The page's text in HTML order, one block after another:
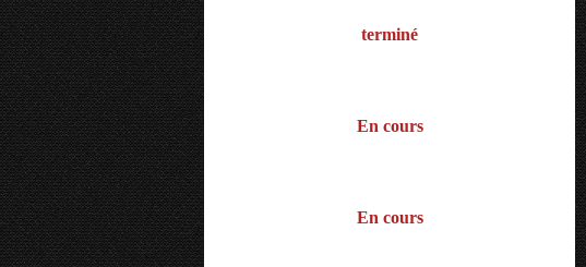
terminé
En cours
En cours